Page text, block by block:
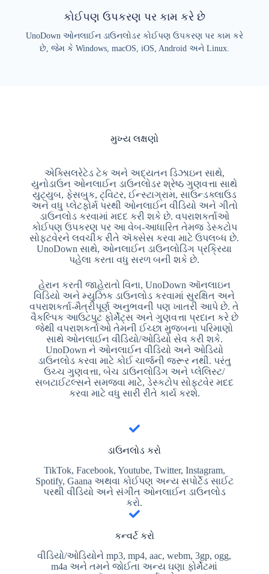
કોઈપણ ઉપકરણ પર કામ કરે છે
UnoDown ઓનલાઈન ડાઉનલોડર કોઈપણ ઉપકરણ પર કામ કરે
છે, જેમ કે Windows, macOS, iOS, Android અને Linux.
મુખ્ય લક્ષણો
એક્સિલરેટેડ ટેક અને અદ્યતન ડિઝાઇન સાથે,
યુનોડાઉન ઓનલાઈન ડાઉનલોડર શ્રેષ્ઠ ગુણવત્તા સાથે
યુટ્યુબ, ફેસબુક, ટ્વિટર, ઈન્સ્ટાગ્રામ, સાઉન્ડક્લાઉડ
અને વધુ પ્લેટફોર્મ પરથી ઓનલાઈન વીડિયો અને ગીતો
ડાઉનલોડ કરવામાં મદદ કરી શકે છે. વપરાશકર્તાઓ
કોઈપણ ઉપકરણ પર આ વેબ-આધારિત તેમજ ડેસ્કટોપ
સોફ્ટવેરને લવચીક રીતે ઍક્સેસ કરવા માટે ઉપલબ્ધ છે.
UnoDown સાથે, ઓનલાઈન ડાઉનલોડિંગ પ્રક્રિયા
પહેલા કરતા વધુ સરળ બની શકે છે.
હેરાન કરતી જાહેરાતો વિના, UnoDown ઑનલાઇન
વિડિયો અને મ્યુઝિક ડાઉનલોડ કરવામાં સુરક્ષિત અને
વપરાશકર્તા-મૈત્રીપૂર્ણ અનુભવની પણ ખાતરી આપે છે. તે
વૈકલ્પિક આઉટપુટ ફોર્મેટ્સ અને ગુણવત્તા પ્રદાન કરે છે
જેથી વપરાશકર્તાઓ તેમની ઈચ્છા મુજબના પરિમાણો
સાથે ઓનલાઈન વીડિયો/ઓડિયો સેવ કરી શકે.
UnoDown ને ઓનલાઈન વીડિયો અને ઓડિયો
ડાઉનલોડ કરવા માટે કોઈ ચાર્જની જરૂર નથી. પરંતુ
ઉચ્ચ ગુણવત્તા, બેચ ડાઉનલોડિંગ અને પ્લેલિસ્ટ/
સબટાઈટલ્સને સમજવા માટે, ડેસ્કટોપ સોફ્ટવેર મદદ
કરવા માટે વધુ સારી રીતે કાર્ય કરશે.
ડાઉનલોડ કરો
TikTok, Facebook, Youtube, Twitter, Instagram,
Spotify, Gaana અથવા કોઈપણ અન્ય સપોર્ટેડ સાઈટ
પરથી વીડિયો અને સંગીત ઓનલાઈન ડાઉનલોડ
કરો.
કન્વર્ટ કરો
વીડિયો/ઓડિયોને mp3, mp4, aac, webm, 3gp, ogg,
m4a અને તમને જોઈતા અન્ય ઘણા ફોર્મેટમાં